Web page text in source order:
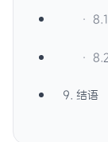
·
·
9. 结语